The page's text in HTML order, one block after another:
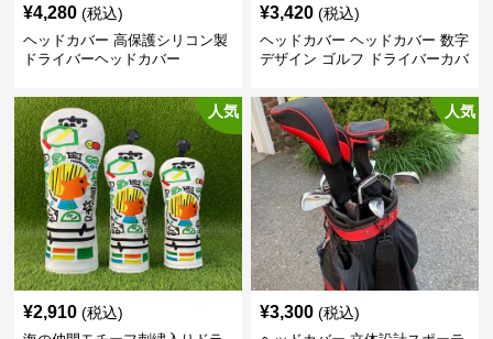
¥4,280 (税込)
ヘッドカバー 高保護シリコン製
ドライバーヘッドカバー
¥3,420 (税込)
ヘッドカバー ヘッドカバー 数字
デザイン ゴルフ ドライバーカバ
人気
¥2,910 (税込)
人気
¥3,300 (税込)